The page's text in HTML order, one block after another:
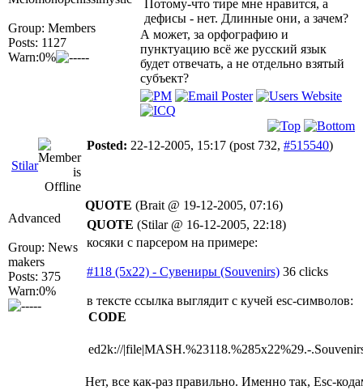
Group: Members
Posts: 1127
Warn:0%
Потому-что тире мне нравится, а
дефисы - нет. Длинные они, а зачем?
А может, за орфографию и
пунктуацию всё же русский язык
будет отвечать, а не отдельно взятый
субъект?
Stilar
Posted: 22-12-2005, 15:17 (post 732, #515540)
Advanced
Group: News
makers
Posts: 375
Warn:0%
QUOTE (Brait @ 19-12-2005, 07:16)
QUOTE (Stilar @ 16-12-2005, 22:18)
косяки с парсером на примере:
#118 (5x22) - Сувениры (Souvenirs) 36 clicks
в тексте ссылка выглядит с кучей esc-символов:
CODE
ed2k://|file|MASH.%23118.%285x22%29.-
Нет, все как-раз правильно. Именно так, Esc-